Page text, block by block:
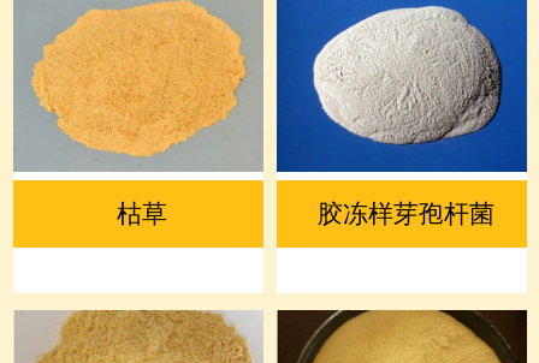
枯草 胶冻样芽孢杆菌